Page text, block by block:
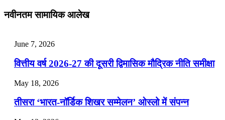
July 25, 2026
📝 डेली करेंट अफेयर्स: 22-24 जुलाई 2026
July 22, 2026
📝 डेली करेंट अफेयर्स: 19-21 जुलाई 2026
नवीनतम सामायिक आलेख
June 7, 2026
वित्तीय वर्ष 2026-27 की दूसरी द्विमासिक मौद्रिक नीति समीक्षा
May 18, 2026
तीसरा ‘भारत-नॉर्डिक शिखर सम्मेलन’ ओस्लो में संपन्न